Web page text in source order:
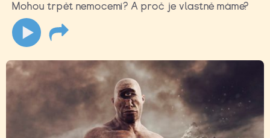
Mohou trpět nemocemi? A proč je vlastně máme?